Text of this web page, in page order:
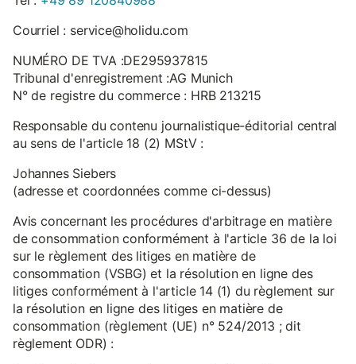
Courriel : service@holidu.com
NUMÉRO DE TVA :DE295937815
Tribunal d'enregistrement :AG Munich
N° de registre du commerce : HRB 213215
Responsable du contenu journalistique-éditorial central
au sens de l'article 18 (2) MStV :
Johannes Siebers
(adresse et coordonnées comme ci-dessus)
Avis concernant les procédures d'arbitrage en matière
de consommation conformément à l'article 36 de la loi
sur le règlement des litiges en matière de
consommation (VSBG) et la résolution en ligne des
litiges conformément à l'article 14 (1) du règlement sur
la résolution en ligne des litiges en matière de
consommation (règlement (UE) n° 524/2013 ; dit
règlement ODR) :